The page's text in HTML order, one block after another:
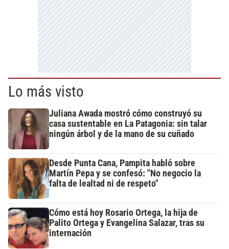
Lo más visto
Juliana Awada mostró cómo construyó su
casa sustentable en La Patagonia: sin talar
ningún árbol y de la mano de su cuñado
Desde Punta Cana, Pampita habló sobre
Martín Pepa y se confesó: "No negocio la
falta de lealtad ni de respeto"
Cómo está hoy Rosario Ortega, la hija de
Palito Ortega y Evangelina Salazar, tras su
internación